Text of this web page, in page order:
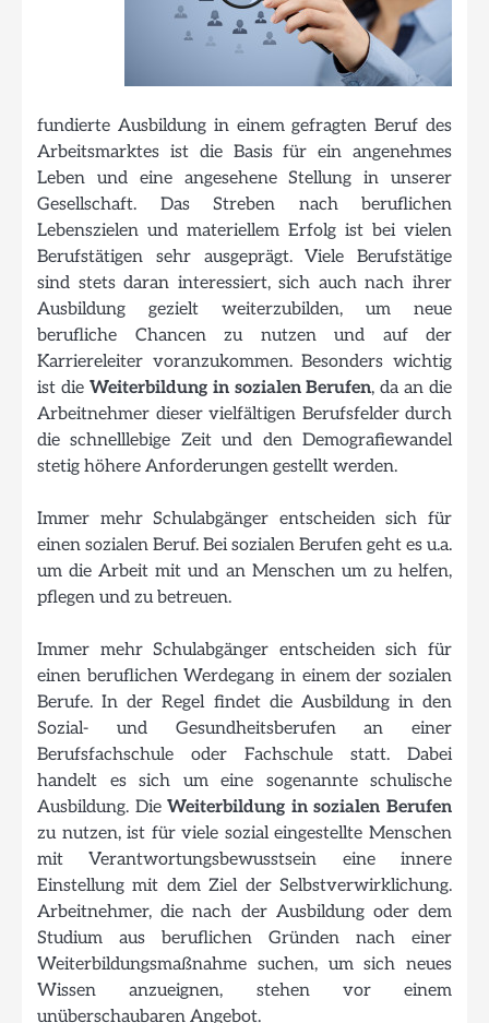
fundierte Ausbildung in einem gefragten Beruf des
Arbeitsmarktes ist die Basis für ein angenehmes
Leben und eine angesehene Stellung in unserer
Gesellschaft. Das Streben nach beruflichen
Lebenszielen und materiellem Erfolg ist bei vielen
Berufstätigen sehr ausgeprägt. Viele Berufstätige
sind stets daran interessiert, sich auch nach ihrer
Ausbildung gezielt weiterzubilden, um neue
berufliche Chancen zu nutzen und auf der
Karriereleiter voranzukommen. Besonders wichtig
ist die Weiterbildung in sozialen Berufen, da an die
Arbeitnehmer dieser vielfältigen Berufsfelder durch
die schnelllebige Zeit und den Demografiewandel
stetig höhere Anforderungen gestellt werden.
Immer mehr Schulabgänger entscheiden sich für
einen sozialen Beruf. Bei sozialen Berufen geht es u.a.
um die Arbeit mit und an Menschen um zu helfen,
pflegen und zu betreuen.
Immer mehr Schulabgänger entscheiden sich für
einen beruflichen Werdegang in einem der sozialen
Berufe. In der Regel findet die Ausbildung in den
Sozial- und Gesundheitsberufen an einer
Berufsfachschule oder Fachschule statt. Dabei
handelt es sich um eine sogenannte schulische
Ausbildung. DieWeiterbildung in sozialen Berufen
zu nutzen, ist für viele sozial eingestellte Menschen
mit Verantwortungsbewusstsein eine innere
Einstellung mit dem Ziel der Selbstverwirklichung.
Arbeitnehmer, die nach der Ausbildung oder dem
Studium aus beruflichen Gründen nach einer
Weiterbildungsmaßnahme suchen, um sich neues
Wissen anzueignen, stehen vor einem
unüberschaubaren Angebot.